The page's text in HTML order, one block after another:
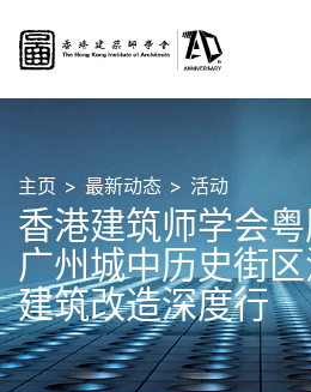
主页 最新动态 活动
香港建筑师学会
广州城中历史街
建筑改造深度行